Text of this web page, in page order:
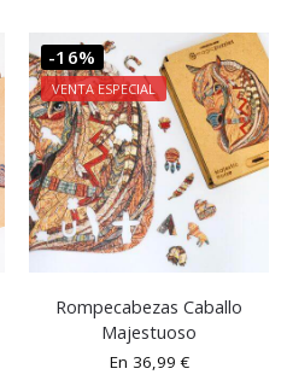
-16%
VENTA ESPECIAL
Rompecabezas Caballo
Majestuoso
En 36,99€